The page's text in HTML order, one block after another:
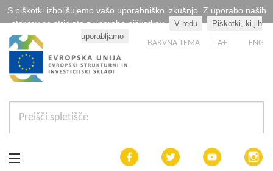
S piškotki izboljšujemo vašo uporabniško izkušnjo. Z uporabo naših
storitev se strinjate z uporabo piškotkov.
V redu
Piškotki, ki jih
uporabljamo
BARVNA TEMA A+ ENG